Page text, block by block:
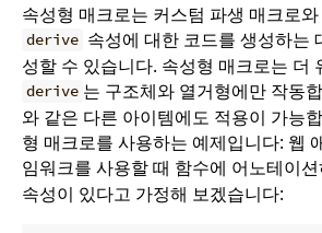
속성형 매크로는 커스텀 파생 매크로
derive 속성에 대한 코드를 생성하는
성할 수 있습니다. 속성형 매크로는 더
derive 는 구조체와 열거형에만 작동
와 같은 다른 아이템에도 적용이 가능
형 매크로를 사용하는 예제입니다: 웹
임워크를 사용할 때 함수에 어노테이
속성이 있다고 가정해 보겠습니다: